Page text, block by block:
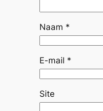
Naam *
E-mail *
Site